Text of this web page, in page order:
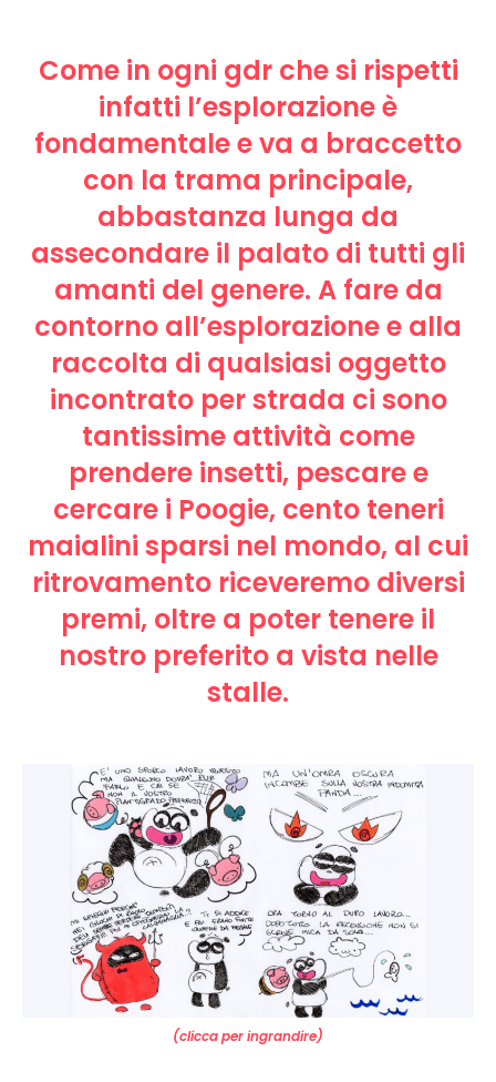
Come in ogni gdr che si rispetti
infatti l’esplorazione è
fondamentale e va a braccetto
con la trama principale,
abbastanza lunga da
assecondare il palato di tutti gli
amanti del genere. A fare da
contorno all’esplorazione e alla
raccolta di qualsiasi oggetto
incontrato per strada ci sono
tantissime attività come
prendere insetti, pescare e
cercare i Poogie, cento teneri
maialini sparsi nel mondo, al cui
ritrovamento riceveremo diversi
premi, oltre a poter tenere il
nostro preferito a vista nelle
stalle.
(clicca per ingrandire)